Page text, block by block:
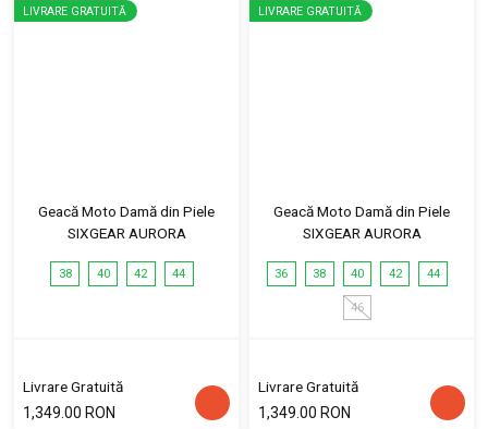
LIVRARE GRATUITĂ
Geacă Moto Damă din Piele
SIXGEAR AURORA
38 40 42 44
Livrare Gratuită
1,349.00 RON
LIVRARE GRATUITĂ
Geacă Moto Damă din Piele
SIXGEAR AURORA
36 38 40 42 44
46
Livrare Gratuită
1,349.00 RON